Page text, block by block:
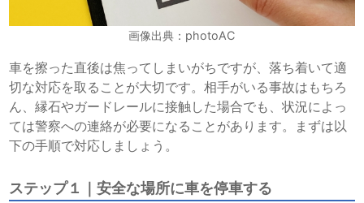
画像出典：photoAC
車を擦った直後は焦ってしまいがちですが、落ち着いて適
切な対応を取ることが大切です。相手がいる事故はもちろ
ん、縁石やガードレールに接触した場合でも、状況によっ
ては警察への連絡が必要になることがあります。まずは以
下の手順で対応しましょう。
ステップ１｜安全な場所に車を停車する